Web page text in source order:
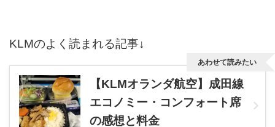
KLMのよく読まれる記事↓
【KLMオランダ航空】成田線
エコノミー・コンフォート席
の感想と料金
あわせて読みたい